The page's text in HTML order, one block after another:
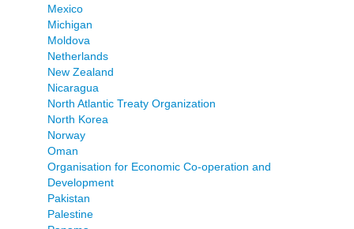
Mexico
Michigan
Moldova
Netherlands
New Zealand
Nicaragua
North Atlantic Treaty Organization
North Korea
Norway
Oman
Organisation for Economic Co-operation and
Development
Pakistan
Palestine